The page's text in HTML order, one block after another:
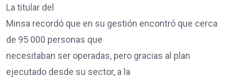
La titular del
Minsa recordó que en su gestión encontró que cerca
de 95 000 personas que
necesitaban ser operadas, pero gracias al plan
ejecutado desde su sector, a la